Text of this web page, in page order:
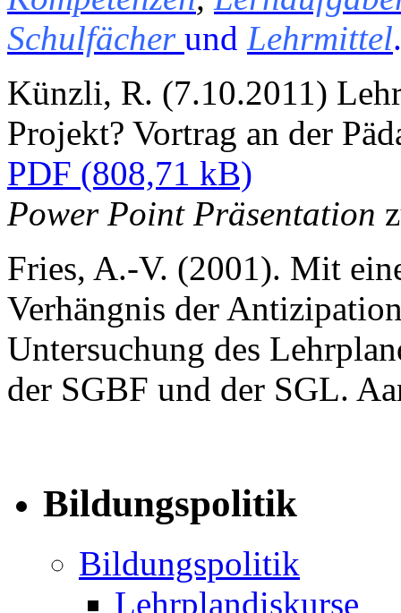
Schulfächer und Lehrmittel.
Künzli, R. (7.10.2011)
Projekt? Vortrag an der
PDF
Power Point Präsentation
Fries, A.-V. (2001). Mit
Verhängnis der
Untersuchung des
der SGBF und der SGL.
Bildungspolitik
Bildungspolitik
Lehrplandiskurse